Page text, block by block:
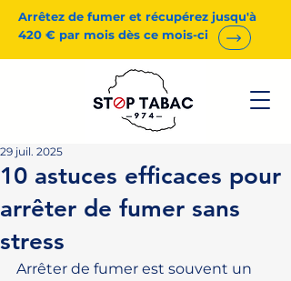
Arrêtez de fumer et récupérez jusqu'à
420 € par mois dès ce mois-ci
10 astuces efficaces pour
arrêter de fumer sans
stress
29 juil. 2025
Arrêter de fumer est souvent un